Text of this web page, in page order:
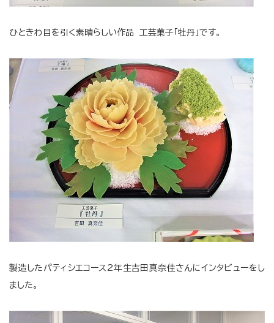
ひときわ目を引く素晴らしい作品 工芸菓子「牡丹」です。
製造したパティシエコース2年生吉田真奈佳さんにインタビューをし
ました。